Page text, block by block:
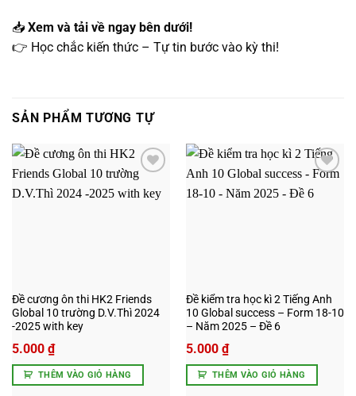
📥 Xem và tải về ngay bên dưới!
👉 Học chắc kiến thức – Tự tin bước vào kỳ thi!
SẢN PHẨM TƯƠNG TỰ
Add to
wishlist
Đề cương ôn thi HK2 Friends
Global 10 trường D.V.Thì 2024
-2025 with key
5.000 ₫
THÊM VÀO GIỎ HÀNG
wishlist
Đề kiểm tra học kì 2 Tiếng Anh
10 Global success – Form 18-10
– Năm 2025 – Đề 6
5.000 ₫
THÊM VÀO GIỎ HÀNG